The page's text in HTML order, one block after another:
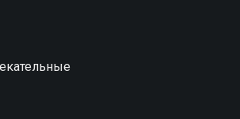
которого ему абсолютно не
1 сезон сериала Токсичная
совершенно бесплатно в
на Смотрёшке